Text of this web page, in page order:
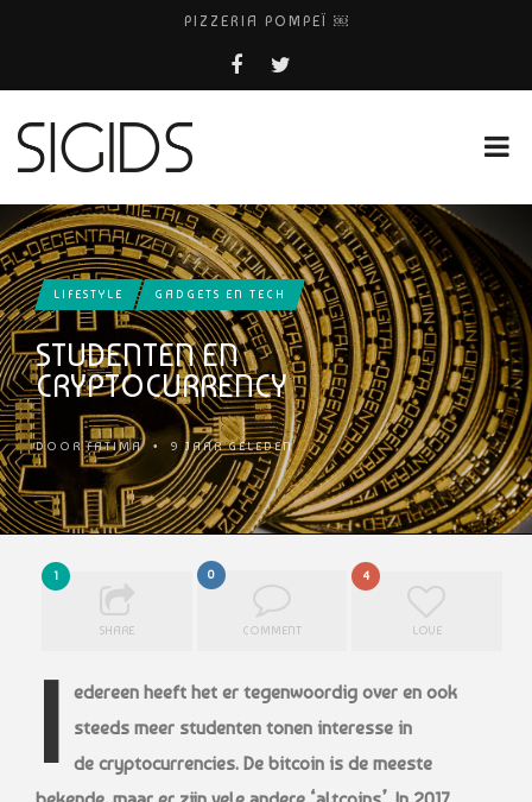
PIZZERIA POMPEÏ ￼
BELEEF DE MAGIE VAN FILM BIJ KINEPOLIS
FIETS WEG? BEL FIETSDEPOT AMSTERDAM!
LIFESTYLE GADGETS EN TECH
STUDENTEN EN
CRYPTOCURRENCY
DOORFATIMA • 9 JAAR GELEDEN
1
SHARE
0
COMMENT
4
LOVE
I
edereen heeft het er tegenwoordig over en ook
steeds meer studenten tonen interesse in
de cryptocurrencies. De bitcoin is de meeste